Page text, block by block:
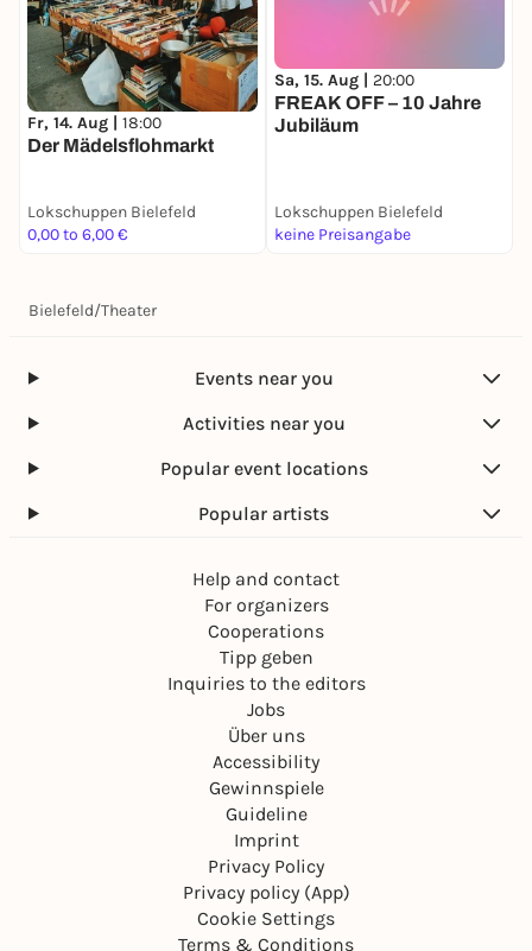
Fr, 14. Aug | 18:00
Der Mädelsflohmarkt
Lokschuppen Bielefeld
0,00 to 6,00 €
Sa, 15. Aug | 20:00
FREAK OFF – 10 Jahre
Jubiläum
Lokschuppen Bielefeld
keine Preisangabe
Bielefeld/Theater
Events near you
Activities near you
Popular event locations
Popular artists
Help and contact
For organizers
Cooperations
Tipp geben
Inquiries to the editors
Jobs
Über uns
Accessibility
Gewinnspiele
Guideline
Imprint
Privacy Policy
Privacy policy (App)
Cookie Settings
Terms & Conditions